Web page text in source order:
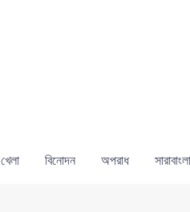
খেলা বিনোদন অপরাধ সারাবাংলা